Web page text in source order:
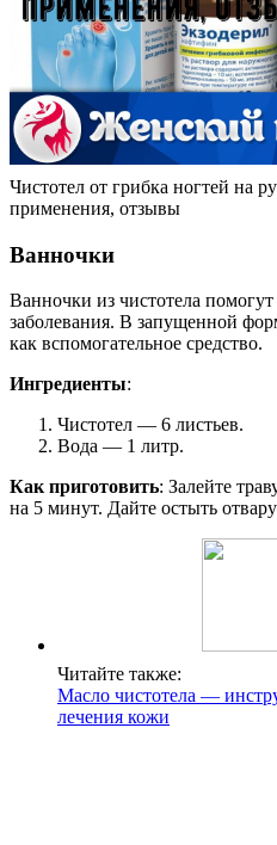
Чистотел от грибка ногтей на
применения, отзывы
Ванночки
Ванночки из чистотела
заболевания. В запущенной
как вспомогательное средство.
Ингредиенты:
Чистотел — 6 листьев.
Вода — 1 литр.
Как приготовить: Залейте
на 5 минут. Дайте остыть
Читайте также:
Масло чистотела —
лечения кожи